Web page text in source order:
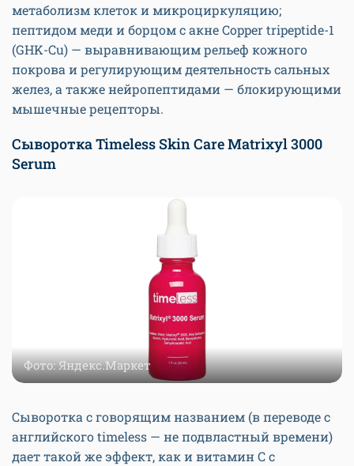
метаболизм клеток и микроциркуляцию;
пептидом меди и борцом с акне Copper tripeptide-1
(GHK-Сu) — выравнивающим рельеф кожного
покрова и регулирующим деятельность сальных
желез, а также нейропептидами — блокирующими
мышечные рецепторы.
Сыворотка Timeless Skin Care Matrixyl 3000
Serum
Фото: Яндекс.Маркет
Сыворотка с говорящим названием (в переводе с
английского timeless — не подвластный времени)
дает такой же эффект, как и витамин C с